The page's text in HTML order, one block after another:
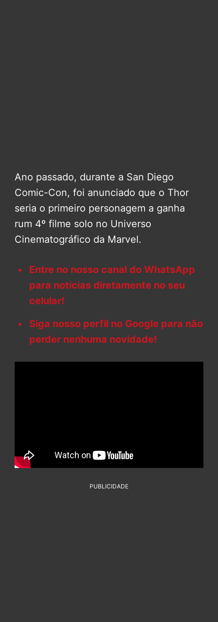
Ano passado, durante a San Diego
Comic-Con, foi anunciado que o Thor
seria o primeiro personagem a ganha
rum 4º filme solo no Universo
Cinematográfico da Marvel.
Entre no nosso canal do WhatsApp
para notícias diretamente no seu
celular!
Siga nosso perfil no Google para não
perder nenhuma novidade!
PUBLICIDADE